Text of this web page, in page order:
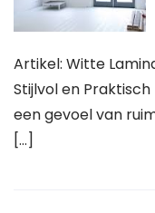
Artikel: Witte
Stijlvol en
een gevoel van
[…]